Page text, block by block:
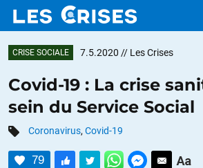
DOSSIERS
CATÉGORIES
CRISE SOCIALE 7.5.2020 // Les Crises
Covid-19 : La crise
sein du Service Social
Coronavirus, Covid-19
79